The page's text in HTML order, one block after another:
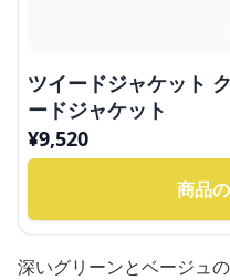
ツイードジャケット
ードジャケット
¥9,520
商品
深いグリーンとベージュ